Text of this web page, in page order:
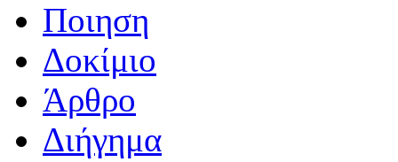
Ποιηση
Δοκίμιο
Άρθρο
Διήγημα